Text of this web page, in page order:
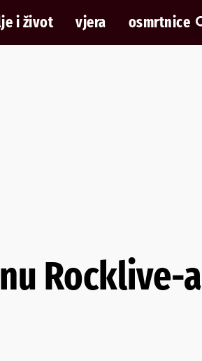
i život vjera osmrtnice
Rocklive-a